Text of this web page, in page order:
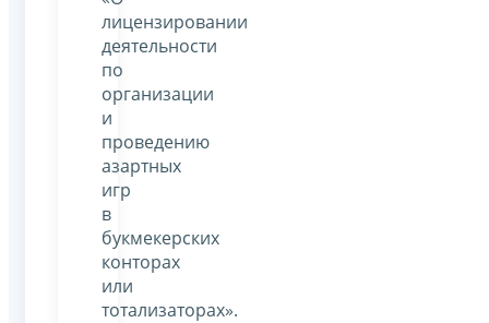
лицензировании
деятельности
по
организации
и
проведению
азартных
игр
в
букмекерских
конторах
или
тотализаторах».